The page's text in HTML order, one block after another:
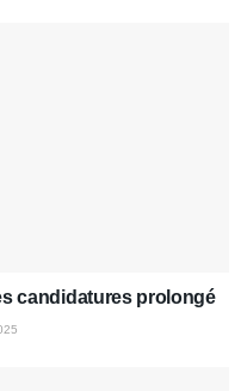
candidatures prolongé